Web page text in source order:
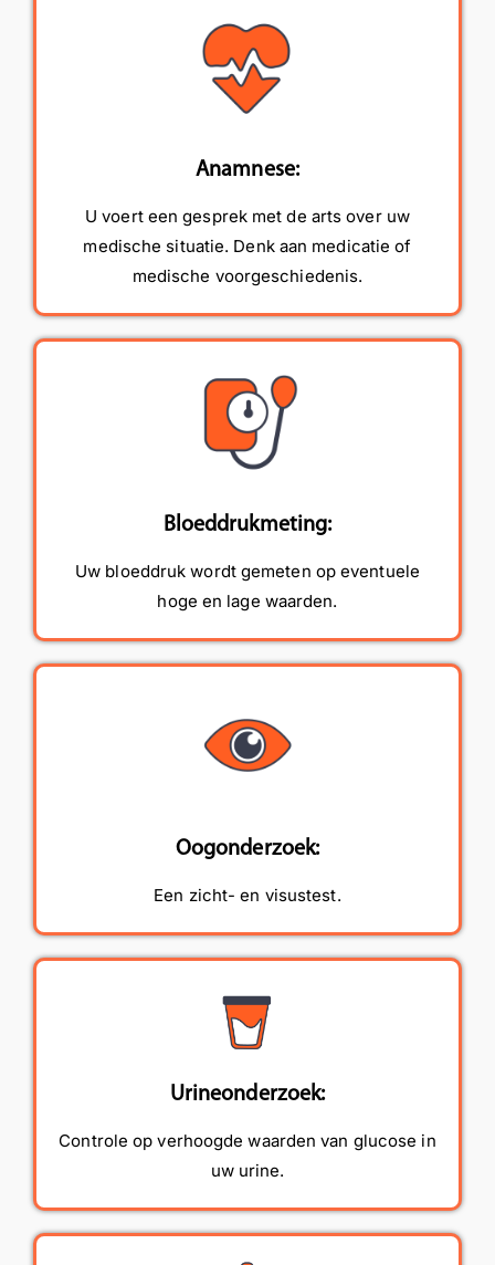
Anamnese:
U voert een gesprek met de arts over uw
medische situatie. Denk aan medicatie of
medische voorgeschiedenis.
Bloeddrukmeting:
Uw bloeddruk wordt gemeten op eventuele
hoge en lage waarden.
Oogonderzoek:
Een zicht- en visustest.
Urineonderzoek:
Controle op verhoogde waarden van glucose in
uw urine.